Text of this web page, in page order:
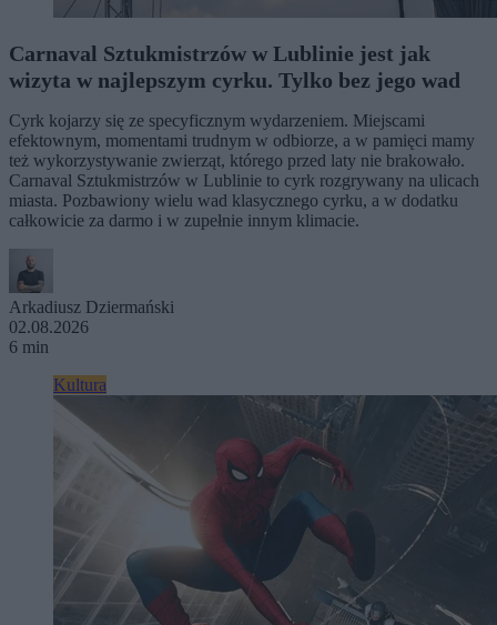
Carnaval Sztukmistrzów w Lublinie jest jak
wizyta w najlepszym cyrku. Tylko bez jego wad
Cyrk kojarzy się ze specyficznym wydarzeniem. Miejscami
efektownym, momentami trudnym w odbiorze, a w pamięci mamy
też wykorzystywanie zwierząt, którego przed laty nie brakowało.
Carnaval Sztukmistrzów w Lublinie to cyrk rozgrywany na ulicach
miasta. Pozbawiony wielu wad klasycznego cyrku, a w dodatku
całkowicie za darmo i w zupełnie innym klimacie.
Arkadiusz Dziermański
02.08.2026
6 min
Kultura